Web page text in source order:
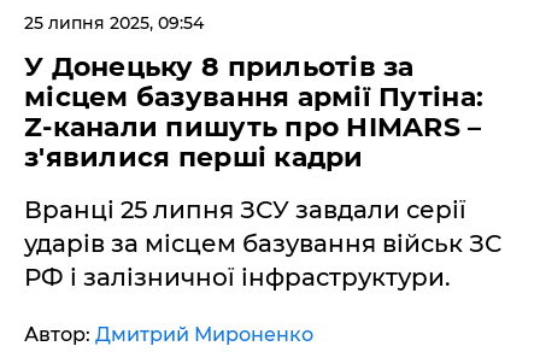
25 липня 2025, 09:54
У Донецьку 8 прильотів за
місцем базування армії Путіна:
Z-канали пишуть про HIMARS –
з'явилися перші кадри
Вранці 25 липня ЗСУ завдали серії
ударів за місцем базування військ ЗС
РФ і залізничної інфраструктури.
Автор: Дмитрий Мироненко